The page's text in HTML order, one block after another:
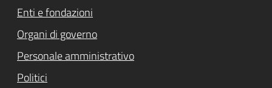
Enti e fondazioni
Organi di governo
Personale amministrativo
Politici